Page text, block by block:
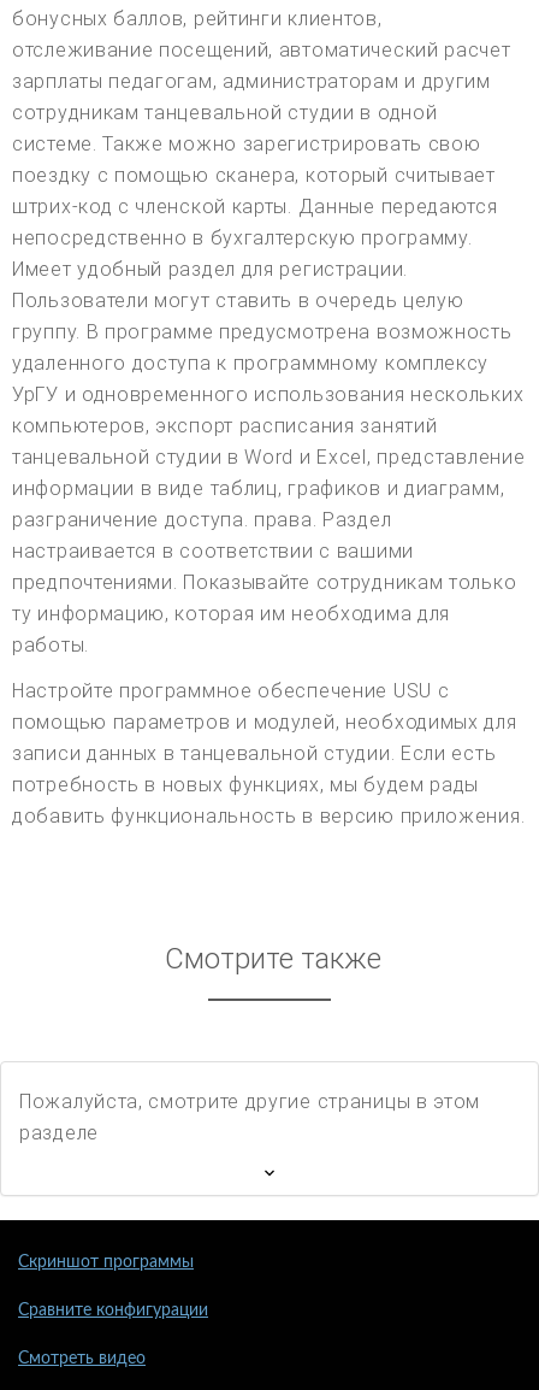
бонусных баллов, рейтинги клиентов,
отслеживание посещений, автоматический расчет
зарплаты педагогам, администраторам и другим
сотрудникам танцевальной студии в одной
системе. Также можно зарегистрировать свою
поездку с помощью сканера, который считывает
штрих-код с членской карты. Данные передаются
непосредственно в бухгалтерскую программу.
Имеет удобный раздел для регистрации.
Пользователи могут ставить в очередь целую
группу. В программе предусмотрена возможность
удаленного доступа к программному комплексу
УрГУ и одновременного использования нескольких
компьютеров, экспорт расписания занятий
танцевальной студии в Word и Excel, представление
информации в виде таблиц, графиков и диаграмм,
разграничение доступа. права. Раздел
настраивается в соответствии с вашими
предпочтениями. Показывайте сотрудникам только
ту информацию, которая им необходима для
работы.
Настройте программное обеспечение USU с
помощью параметров и модулей, необходимых для
записи данных в танцевальной студии. Если есть
потребность в новых функциях, мы будем рады
добавить функциональность в версию приложения.
Смотрите также
Пожалуйста, смотрите другие страницы в этом
разделе
Скриншот программы
Сравните конфигурации
Смотреть видео